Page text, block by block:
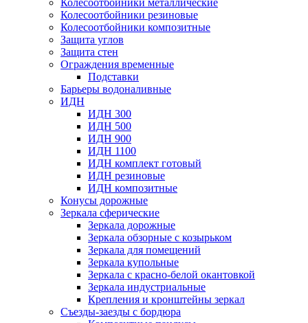
Колесоотбойники металлические
Колесоотбойники резиновые
Колесоотбойники композитные
Защита углов
Защита стен
Ограждения временные
Подставки
Барьеры водоналивные
ИДН
ИДН 300
ИДН 500
ИДН 900
ИДН 1100
ИДН комплект готовый
ИДН резиновые
ИДН композитные
Конусы дорожные
Зеркала сферические
Зеркала дорожные
Зеркала обзорные с козырьком
Зеркала для помещений
Зеркала купольные
Зеркала с красно-белой окантовкой
Зеркала индустриальные
Крепления и кронштейны зеркал
Съезды-заезды с бордюра